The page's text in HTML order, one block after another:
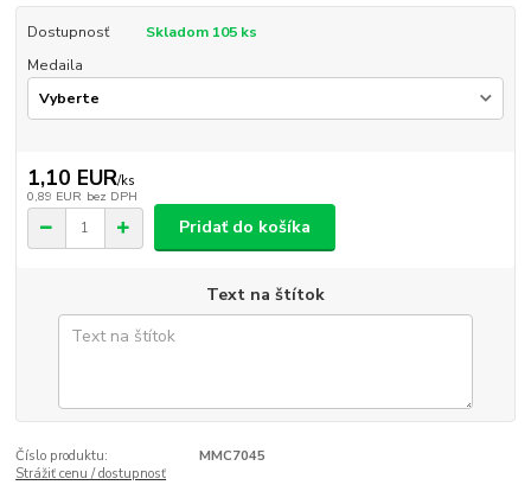
Dostupnosť
Skladom 105 ks
Medaila
1,10 EUR/ks
0,89 EUR bez DPH
Pridať do košíka
Text na štítok
Číslo produktu:
MMC7045
Strážiť cenu / dostupnosť